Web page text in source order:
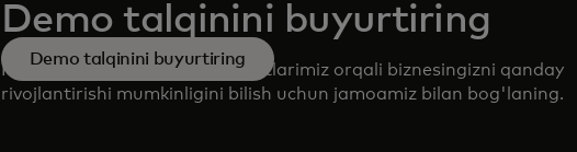
Demo talqinini buyurtiring
Mastercard mahsulot va xizmatlarimiz orqali biznesingizni qanday
rivojlantirishi mumkinligini bilish uchun jamoamiz bilan bog'laning.
Demo talqinini buyurtiring